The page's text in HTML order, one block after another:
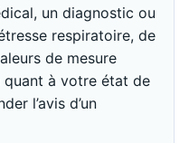
un diagnostic ou
respiratoire, de
de mesure
quant à votre état de
l’avis d’un